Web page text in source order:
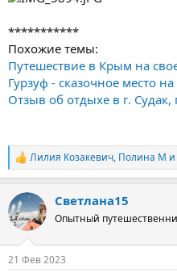
***********
Похожие темы:
Путешествие в Крым на
Гурзуф - сказочное место
Отзыв об отдыхе в г.
Р
е
к
ц
и
Лилия Козакевич, Полина М и
Светлана15
Опытный
21 Фев 2023